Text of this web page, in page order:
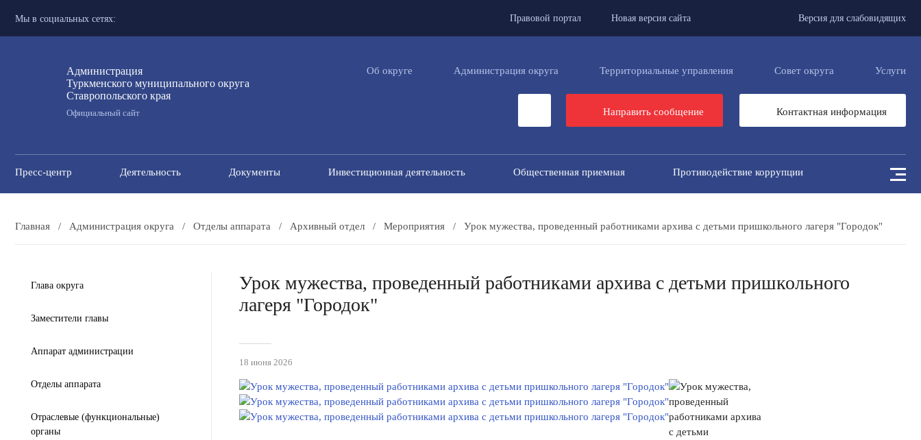
Мы в социальных сетях: Правовой портал Новая версия сайта Версия для слабовидящих
Администрация
Туркменского муниципального округа
Ставропольского края
Официальный сайт
Об округе Администрация округа Территориальные управления Совет округа Услуги
Направить сообщение Контактная информация
Пресс-центр Деятельность Документы Инвестиционная деятельность Общественная приемная Противодействие коррупции
Главная / Администрация округа / Отделы аппарата / Архивный отдел / Мероприятия / Урок мужества, проведенный работниками архива с детьми пришкольного лагеря "Городок"
Глава округа
Заместители главы
Аппарат администрации
Отделы аппарата
Отраслевые (функциональные)
органы
Урок мужества, проведенный работниками архива с детьми пришкольного
лагеря "Городок"
18 июня 2026